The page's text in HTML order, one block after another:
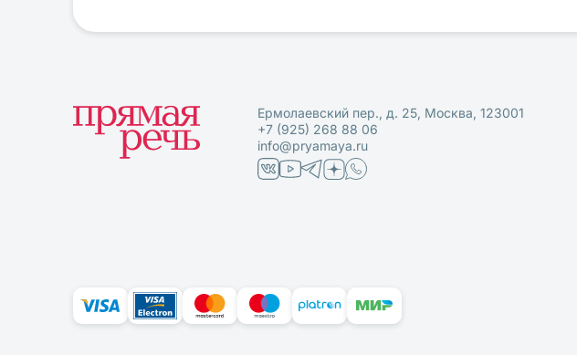
Ермолаевский пер., д. 25, Москва, 123001
+7 (925) 268 88 06
info@pryamaya.ru